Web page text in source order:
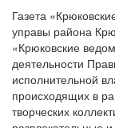
Газета
управы района
«Крюковские
деятельности
исполнительной
происходящих в
творческих